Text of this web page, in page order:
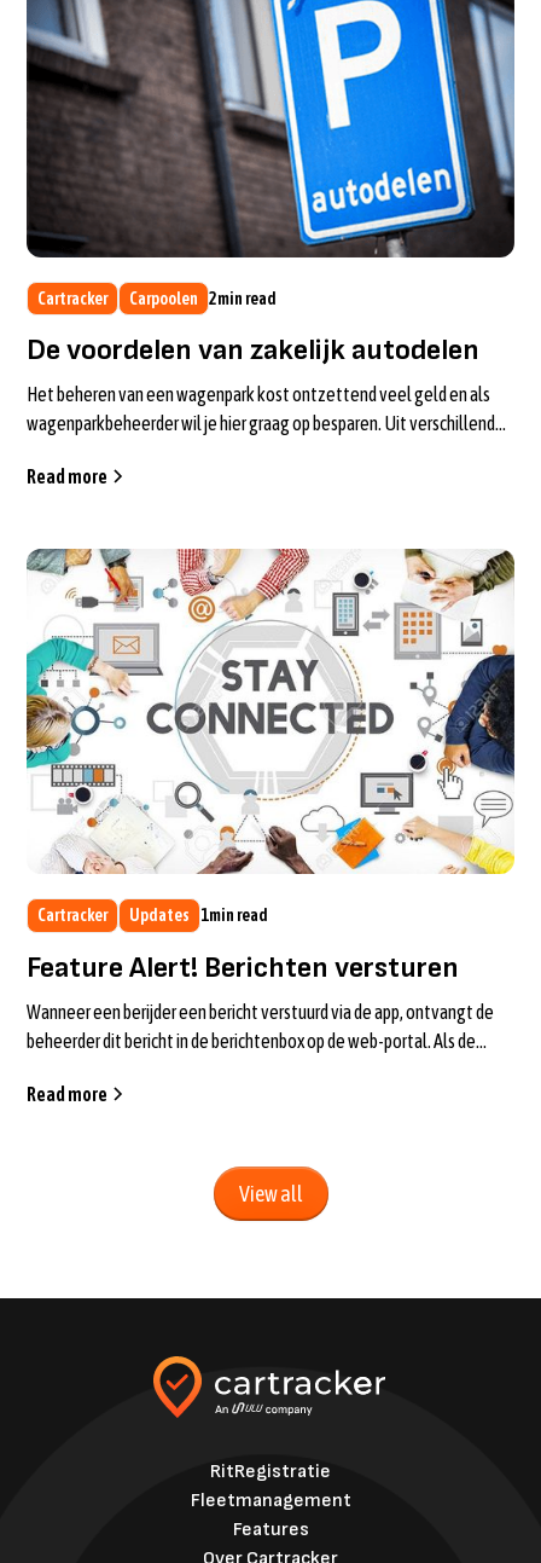
Cartracker Carpoolen 2min read
De voordelen van zakelijk autodelen
Het beheren van een wagenpark kost ontzettend veel geld en als
wagenparkbeheerder wil je hier graag op besparen. Uit verschillende
Read more
Cartracker Updates 1min read
Feature Alert! Berichten versturen
Wanneer een berijder een bericht verstuurd via de app, ontvangt de
beheerder dit bericht in de berichtenbox op de web-portal. Als de
Read more
View all
RitRegistratie
Fleetmanagement
Features
Over Cartracker